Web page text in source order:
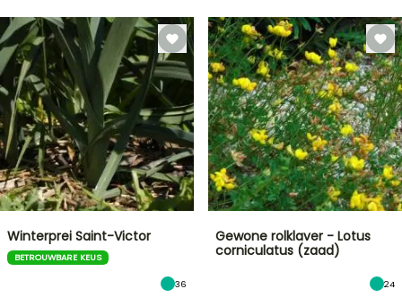
Winterprei Saint-Victor
BETROUWBARE KEUS
36
Gewone rolklaver - Lotus
corniculatus (zaad)
24